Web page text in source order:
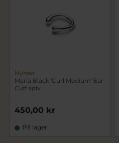
Nyhed
Maria Black 'Curl Medium' Ear
Cuff sølv
450,00 kr
På lager